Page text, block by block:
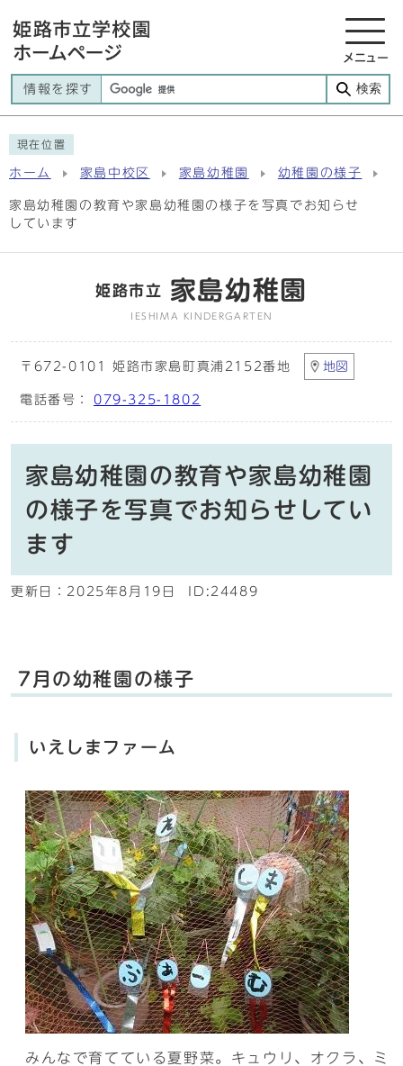
メニュー
情報を探す 検索
現在位置
ホーム 家島中校区 家島幼稚園 幼稚園の様子
家島幼稚園の教育や家島幼稚園の様子を写真でお知らせ
しています
姫路市立 家島幼稚園
IESHIMA KINDERGARTEN
〒672-0101 姫路市家島町真浦2152番地 地図
電話番号： 079-325-1802
家島幼稚園の教育や家島幼稚園
の様子を写真でお知らせしてい
ます
更新日： 2025年8月19日 ID:24489
7月の幼稚園の様子
いえしまファーム
みんなで育てている夏野菜。キュウリ、オクラ、ミ